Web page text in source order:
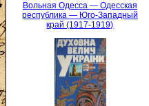
Вольная Одесса — Одесская
республика — Юго-Западный
край (1917-1919)